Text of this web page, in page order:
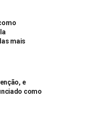
mais
e
como